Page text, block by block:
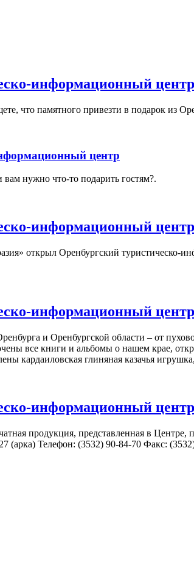
информационный центр
что памятного привезти в подарок из
центр
нужно что-то подарить гостям?.
информационный центр
открыл Оренбургский туристическо-
информационный центр
и Оренбургской области – от
все книги и альбомы о нашем крае,
кардаиловская глиняная казачья
информационный центр
продукция, представленная в
(арка) Телефон: (3532) 90-84-70 Факс: